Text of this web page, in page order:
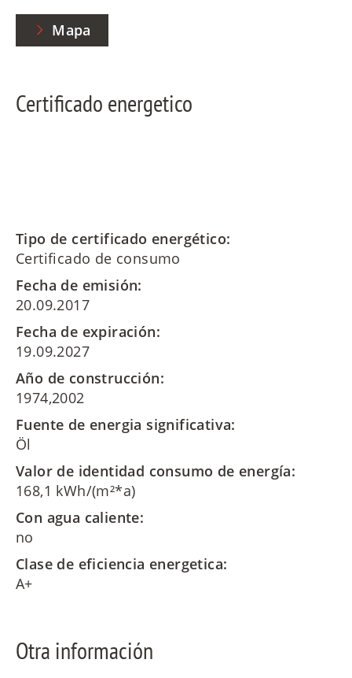
Mapa
Certificado energetico
Tipo de certificado energético:
Certificado de consumo
Fecha de emisión:
20.09.2017
Fecha de expiración:
19.09.2027
Año de construcción:
1974,2002
Fuente de energia significativa:
Öl
Valor de identidad consumo de energía:
168,1 kWh/(m²*a)
Con agua caliente:
no
Clase de eficiencia energetica:
A+
Otra información